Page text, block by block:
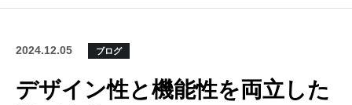
2024.12.05 ブログ
デザイン性と機能性を両立した